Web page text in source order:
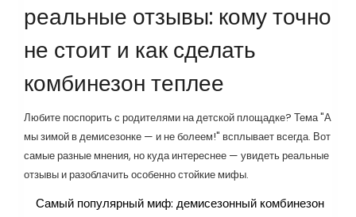
реальные отзывы: кому точно
не стоит и как сделать
комбинезон теплее
Любите поспорить с родителями на детской площадке? Тема "А
мы зимой в демисезонке — и не болеем!" всплывает всегда. Вот
самые разные мнения, но куда интереснее — увидеть реальные
отзывы и разоблачить особенно стойкие мифы.
Самый популярный миф: демисезонный комбинезон